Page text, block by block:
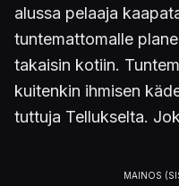
alussa pelaaja
tuntemattomalle
takaisin kotiin.
kuitenkin ihmisen
tuttuja Tellukselta.